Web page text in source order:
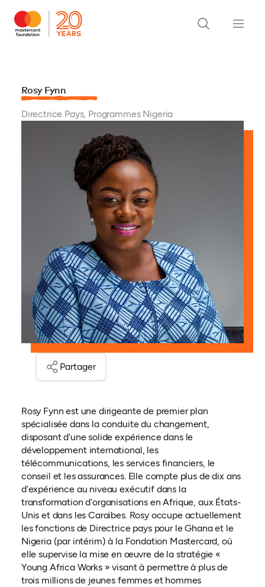
Rosy Fynn
Directrice Pays, Programmes Nigeria
Partager
Rosy Fynn est une dirigeante de premier plan
spécialisée dans la conduite du changement,
disposant d’une solide expérience dans le
développement international, les
télécommunications, les services financiers, le
conseil et les assurances. Elle compte plus de dix ans
d’expérience au niveau exécutif dans la
transformation d’organisations en Afrique, aux États-
Unis et dans les Caraïbes. Rosy occupe actuellement
les fonctions de Directrice pays pour le Ghana et le
Nigeria (par intérim) à la Fondation Mastercard, où
elle supervise la mise en œuvre de la stratégie «
Young Africa Works » visant à permettre à plus de
trois millions de jeunes femmes et hommes